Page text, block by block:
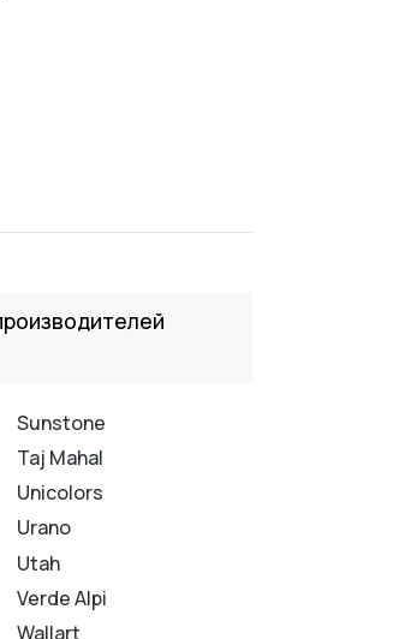
Sunstone
Taj Mahal
Unicolors
Urano
Utah
Verde Alpi
Wallart